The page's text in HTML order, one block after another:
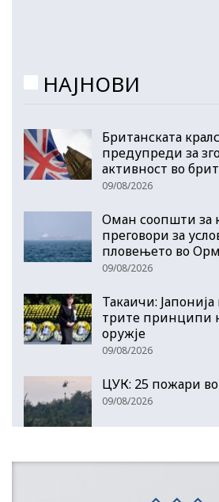
НАЈНОВИ
Британската
предупреди за
активност во
09/08/2026
Оман соопшти за
преговори за
пловењето во
09/08/2026
Такаичи:
трите принципи
оружје
09/08/2026
ЦУК: 25 пожари
09/08/2026